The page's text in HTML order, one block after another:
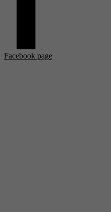
Facebook page